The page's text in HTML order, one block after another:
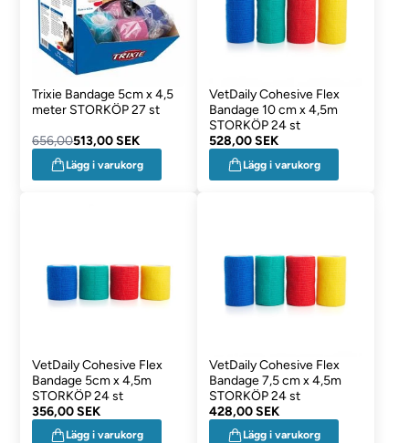
Trixie Bandage 5cm x 4,5
meter STORKÖP 27 st
656,00513,00 SEK
Lägg i varukorg
VetDaily Cohesive Flex
Bandage 10 cm x 4,5m
STORKÖP 24 st
528,00 SEK
Lägg i varukorg
VetDaily Cohesive Flex
Bandage 5cm x 4,5m
STORKÖP 24 st
356,00 SEK
Lägg i varukorg
VetDaily Cohesive Flex
Bandage 7,5 cm x 4,5m
STORKÖP 24 st
428,00 SEK
Lägg i varukorg